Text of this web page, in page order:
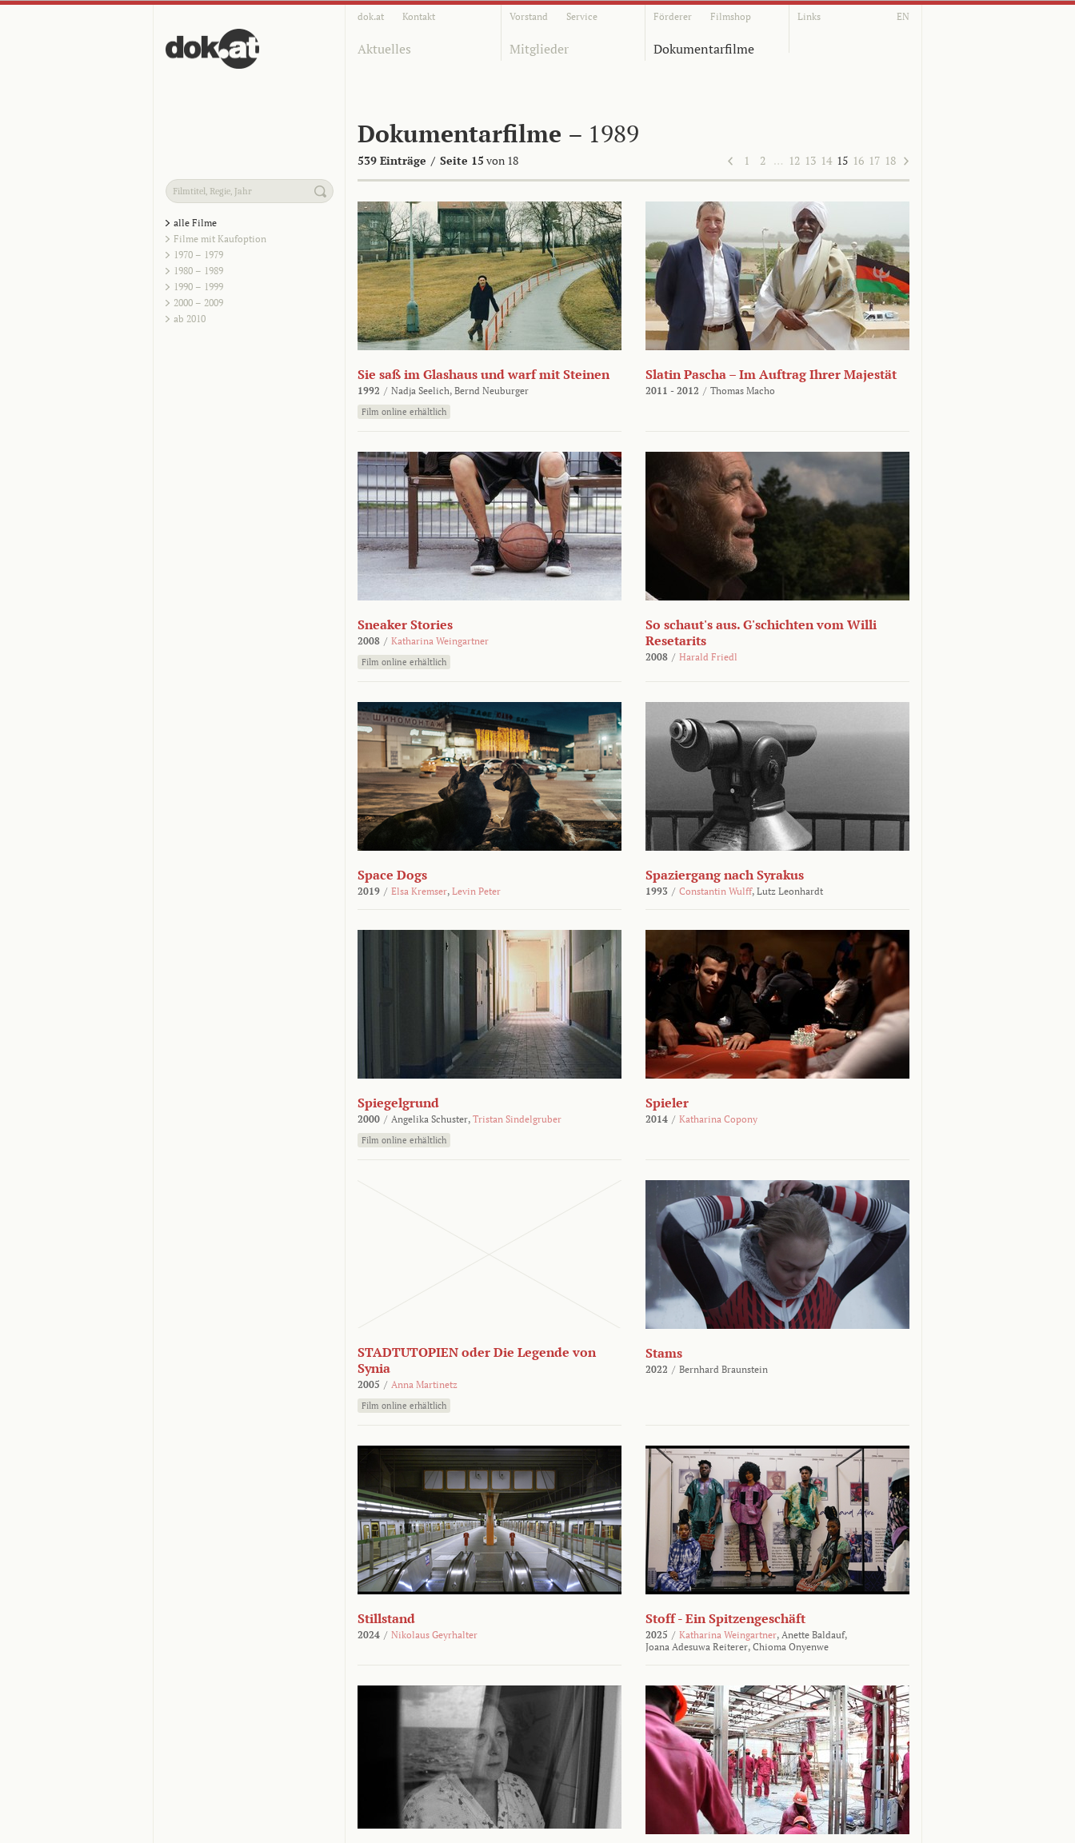
dok.at Kontakt Vorstand Service Förderer Filmshop Links EN
Aktuelles Mitglieder Dokumentarfilme
Dokumentarfilme – 1989
539 Einträge / Seite 15 von 18 1 2 … 12 13 14 15 16 17 18
alle Filme
Filme mit Kaufoption
1970 – 1979
1980 – 1989
1990 – 1999
2000 – 2009
ab 2010
Sie saß im Glashaus und warf mit Steinen
1992 / Nadja Seelich, Bernd Neuburger
Film online erhältlich
Slatin Pascha – Im Auftrag Ihrer Majestät
2011 - 2012 / Thomas Macho
Sneaker Stories
2008 / Katharina Weingartner
Film online erhältlich
So schaut's aus. G'schichten vom Willi
Resetarits
2008 / Harald Friedl
Space Dogs
2019 / Elsa Kremser, Levin Peter
Spaziergang nach Syrakus
1993 / Constantin Wulff, Lutz Leonhardt
Spiegelgrund
2000 / Angelika Schuster, Tristan Sindelgruber
Film online erhältlich
Spieler
2014 / Katharina Copony
STADTUTOPIEN oder Die Legende von
Synia
2005 / Anna Martinetz
Film online erhältlich
Stams
2022 / Bernhard Braunstein
Stillstand
2024 / Nikolaus Geyrhalter
Stoff - Ein Spitzengeschäft
2025 / Katharina Weingartner, Anette Baldauf,
Joana Adesuwa Reiterer, Chioma Onyenwe